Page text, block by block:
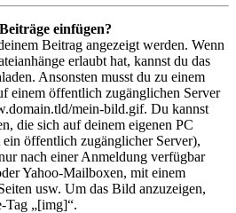
einfügen?
Beitrag angezeigt werden. Wenn
erlaubt hat, kannst du das
Ansonsten musst du zu einem
einem öffentlich zugänglichen Server
mein-bild.gif. Du kannst
die sich auf deinem eigenen PC
ein öffentlich zugänglicher Server),
nach einer Anmeldung verfügbar
Yahoo-Mailboxen, mit einem
usw. Um das Bild anzuzeigen,
Tag „[img]“.